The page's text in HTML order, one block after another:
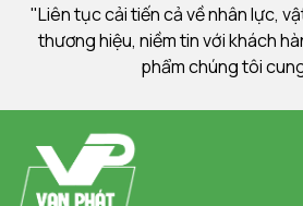
"Liên tục cải tiến cả về nhân lực,
thương hiệu, niềm tin với khách
phẩm chúng tôi